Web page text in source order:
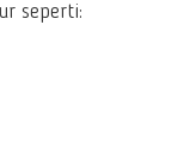
seperti: